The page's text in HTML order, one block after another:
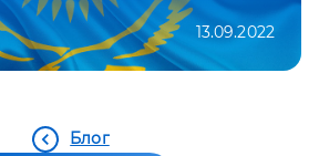
13.09.2022
Блог